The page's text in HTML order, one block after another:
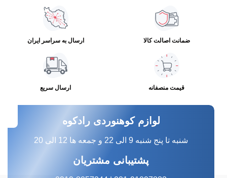
ضمانت اصالت کالا ارسال به سراسر ایران
قیمت منصفانه ارسال سریع
لوازم کوهنوردی رادکوه
شنبه تا پنج شنبه 9 الی 22 و جمعه ها 12 الی 20
پشتیبانی مشتریان